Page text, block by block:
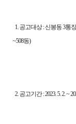
1. 공고대상 : 신봉동 3통
~508동)
2. 공고기간 : 2023. 5. 2. ~